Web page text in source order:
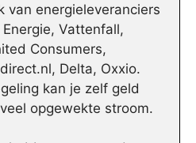
van energieleveranciers
Vattenfall,
Consumers,
Delta, Oxxio.
kan je zelf geld
opgewekte stroom.